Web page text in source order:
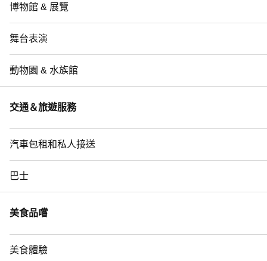
博物館 & 展覽
舞台表演
動物園 & 水族館
交通＆旅遊服務
汽車包租和私人接送
巴士
美食品嚐
美食體驗